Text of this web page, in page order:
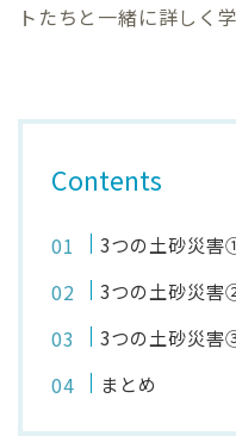
トたちと一緒に詳しく
Contents
3つの土砂災
3つの土砂災害
3つの土砂災害
まとめ